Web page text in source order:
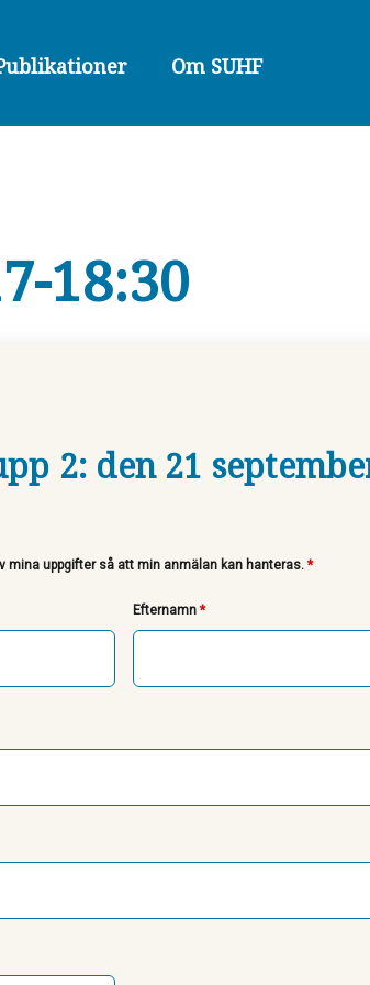
Om SUHF
18:30
2: den 21
mina uppgifter så att min anmälan kan hanteras. *
Efternamn *